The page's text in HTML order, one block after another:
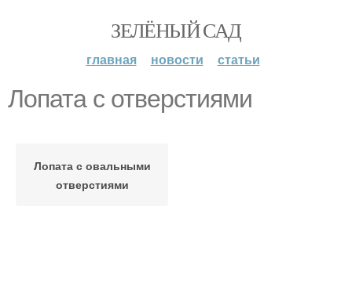
ЗЕЛЁНЫЙ САД
главная новости статьи
Лопата с отверстиями
Лопата с овальными
отверстиями